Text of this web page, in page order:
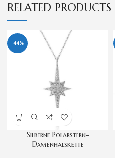
RELATED PRODUCTS
-44%
Silberne Polarstern-
Damenhalskette